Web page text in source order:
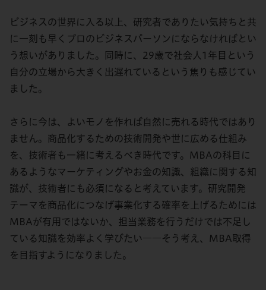
ビジネスの世界に入る以上、研究者でありたい気持ちと共
に一刻も早くプロのビジネスパーソンにならなければとい
う想いがありました。同時に、29歳で社会人1年目という
自分の立場から大きく出遅れているという焦りも感じてい
ました。
さらに今は、よいモノを作れば自然に売れる時代ではあり
ません。商品化するための技術開発や世に広める仕組み
を、技術者も一緒に考えるべき時代です。MBAの科目に
あるようなマーケティングやお金の知識、組織に関する知
識が、技術者にも必須になると考えています。研究開発
テーマを商品化につなげ事業化する確率を上げるためには
MBAが有用ではないか、担当業務を行うだけでは不足し
ている知識を効率よく学びたい――そう考え、MBA取得
を目指すようになりました。